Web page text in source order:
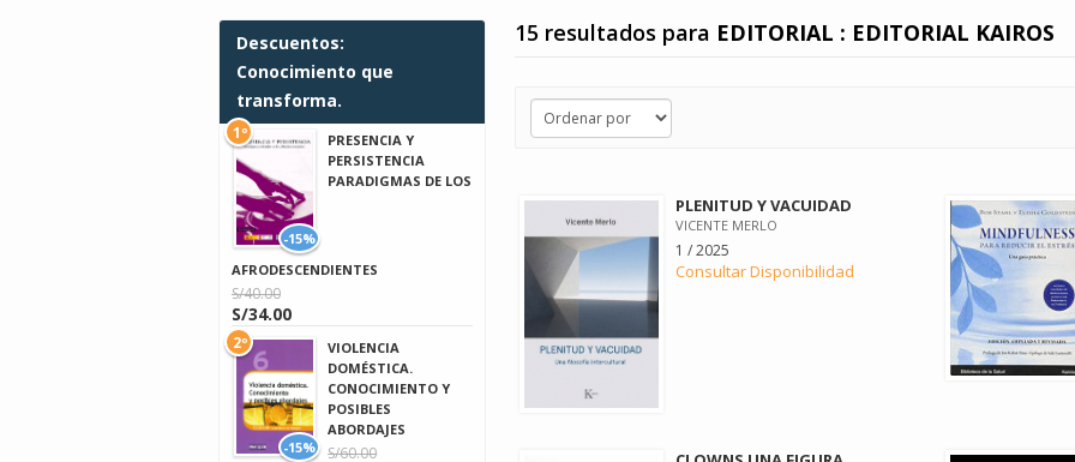
15 resultados para EDITORIAL : EDITORIAL KAIROS
PLENITUD Y VACUIDAD
VICENTE MERLO
1 / 2025
Consultar Disponibilidad
Descuentos:
Conocimiento que
transforma.
-15%
PRESENCIA Y
PERSISTENCIA
PARADIGMAS DE LOS
AFRODESCENDIENTES
S/40.00
S/34.00
1º
-15%
VIOLENCIA
DOMÉSTICA.
CONOCIMIENTO Y
POSIBLES
ABORDAJES
S/60.00
2º